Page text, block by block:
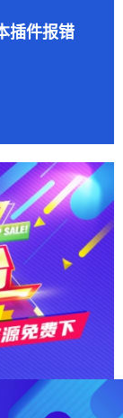
插件报错